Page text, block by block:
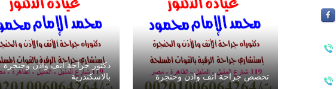
تخصص جراحة انف واذن وحنجرة
دكتور جراحة انف واذن وحنجرة
بالاسكندرية